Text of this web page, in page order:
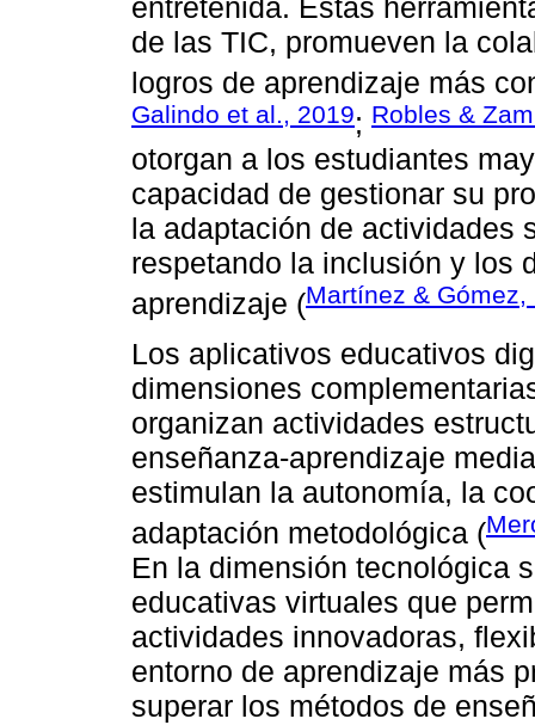
entretenida. Estas
de las TIC, promueven la
logros de aprendizaje más
Galindo et al., 2019; Robles &
otorgan a los estudiantes
capacidad de gestionar su
la adaptación de actividades
respetando la inclusión y los
aprendizaje (Martínez & Gómez,
Los aplicativos educativos
dimensiones
organizan actividades
enseñanza-aprendizaje
estimulan la autonomía, la
adaptación metodológica (
En la dimensión tecnológica
educativas virtuales que
actividades innovadoras,
entorno de aprendizaje más
superar los métodos de